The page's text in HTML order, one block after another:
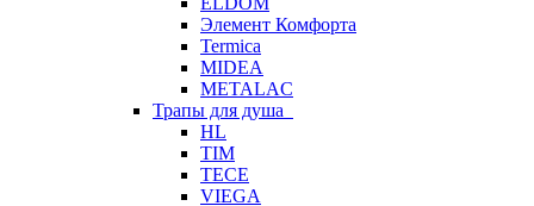
Элемент Комфорта
Termica
MIDEA
METALAC
Трапы для душа
HL
TIM
TECE
VIEGA